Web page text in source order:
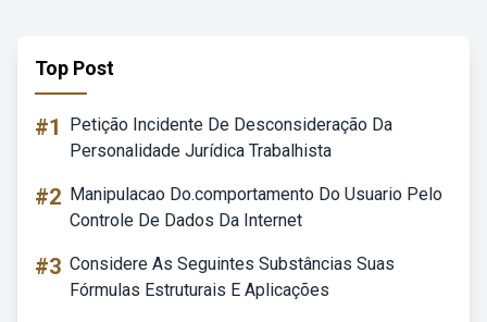
Top Post
#1
Petição Incidente De Desconsideração Da
Personalidade Jurídica Trabalhista
#2 Manipulacao Do.comportamento Do Usuario Pelo
Controle De Dados Da Internet
#3 Considere As Seguintes Substâncias Suas
Fórmulas Estruturais E Aplicações